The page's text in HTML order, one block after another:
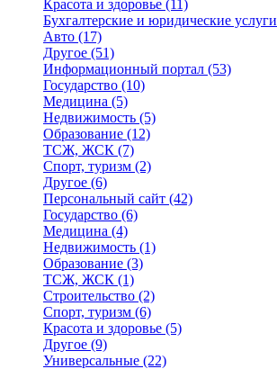
Красота и здоровье (11)
Бухгалтерские и юридические услуги
Авто (17)
Другое (51)
Информационный портал (53)
Государство (10)
Медицина (5)
Недвижимость (5)
Образование (12)
ТСЖ, ЖСК (7)
Спорт, туризм (2)
Другое (6)
Персональный сайт (42)
Государство (6)
Медицина (4)
Недвижимость (1)
Образование (3)
ТСЖ, ЖСК (1)
Строительство (2)
Спорт, туризм (6)
Красота и здоровье (5)
Другое (9)
Универсальные (22)